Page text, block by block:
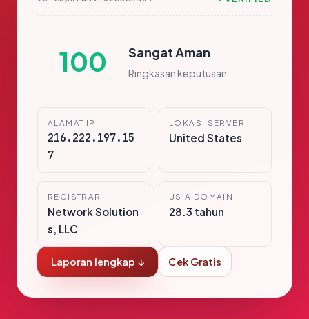
100 Sangat Aman
Ringkasan keputusan
ALAMAT IP
216.222.197.15
7
LOKASI SERVER
United States
REGISTRAR
Network Solution
s, LLC
USIA DOMAIN
28.3 tahun
Laporan lengkap ↓ Cek Gratis